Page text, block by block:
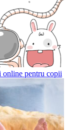
online pentru copii